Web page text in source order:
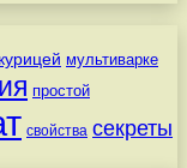
курицей мультиварке
простой
свойства секреты